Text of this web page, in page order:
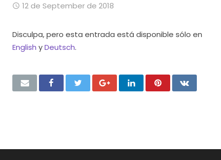
12 de September de 2018
Disculpa, pero esta entrada está disponible sólo en
English yDeutsch.